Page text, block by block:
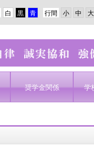
行間
奨学金関係 学